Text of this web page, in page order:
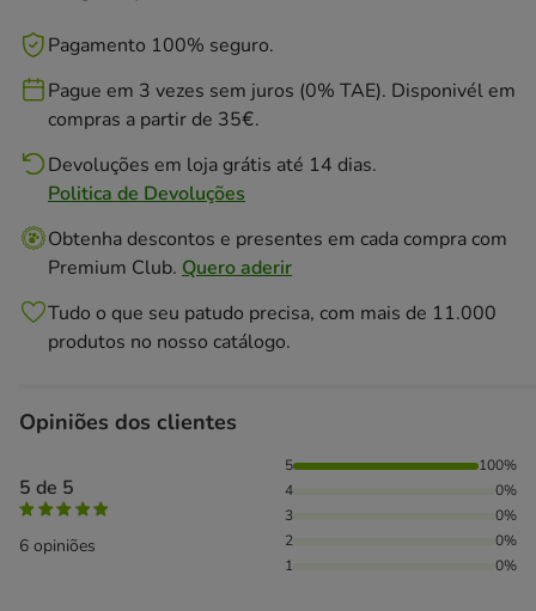
Pagamento 100% seguro.
Pague em 3 vezes sem juros (0% TAE). Disponivél em
compras a partir de 35€.
Devoluções em loja grátis até 14 dias.
Politica de Devoluções
Obtenha descontos e presentes em cada compra com
Premium Club. Quero aderir
Tudo o que seu patudo precisa, com mais de 11.000
produtos no nosso catálogo.
Opiniões dos clientes
5 de 5
6 opiniões
100% das pessoas avaliaram com 5 estrelas,
5
100%
4
0%
3
0%
2
0%
1
0%